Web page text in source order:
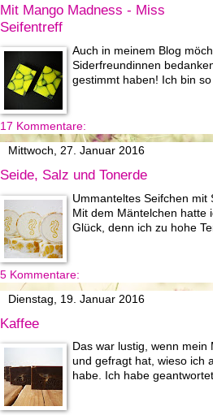
Mit Mango Madness - Miss
Seifentreff
Auch in meinem Blog
Siderfreundinnen
gestimmt haben! Ich bin
17 Kommentare:
Mittwoch, 27. Januar 2016
Seide, Salz und Tonerde
Ummanteltes Seifchen mit
Mit dem Mäntelchen hatte
Glück, denn ich zu hohe
5 Kommentare:
Dienstag, 19. Januar 2016
Kaffee
Das war lustig, wenn mein
und gefragt hat, wieso ich
habe. Ich habe